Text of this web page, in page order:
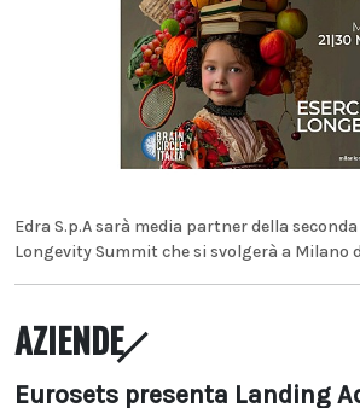
Edra S.p.A sarà media partner della
Longevity Summit che si svolgerà a Milano
AZIENDE
Eurosets presenta Landing